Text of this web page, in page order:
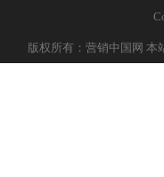
版权所有：营销中国网 本